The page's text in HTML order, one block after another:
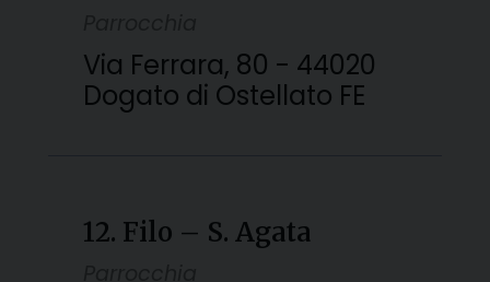
Via Ferrara, 80 - 44020
Dogato di Ostellato FE
12. Filo – S. Agata